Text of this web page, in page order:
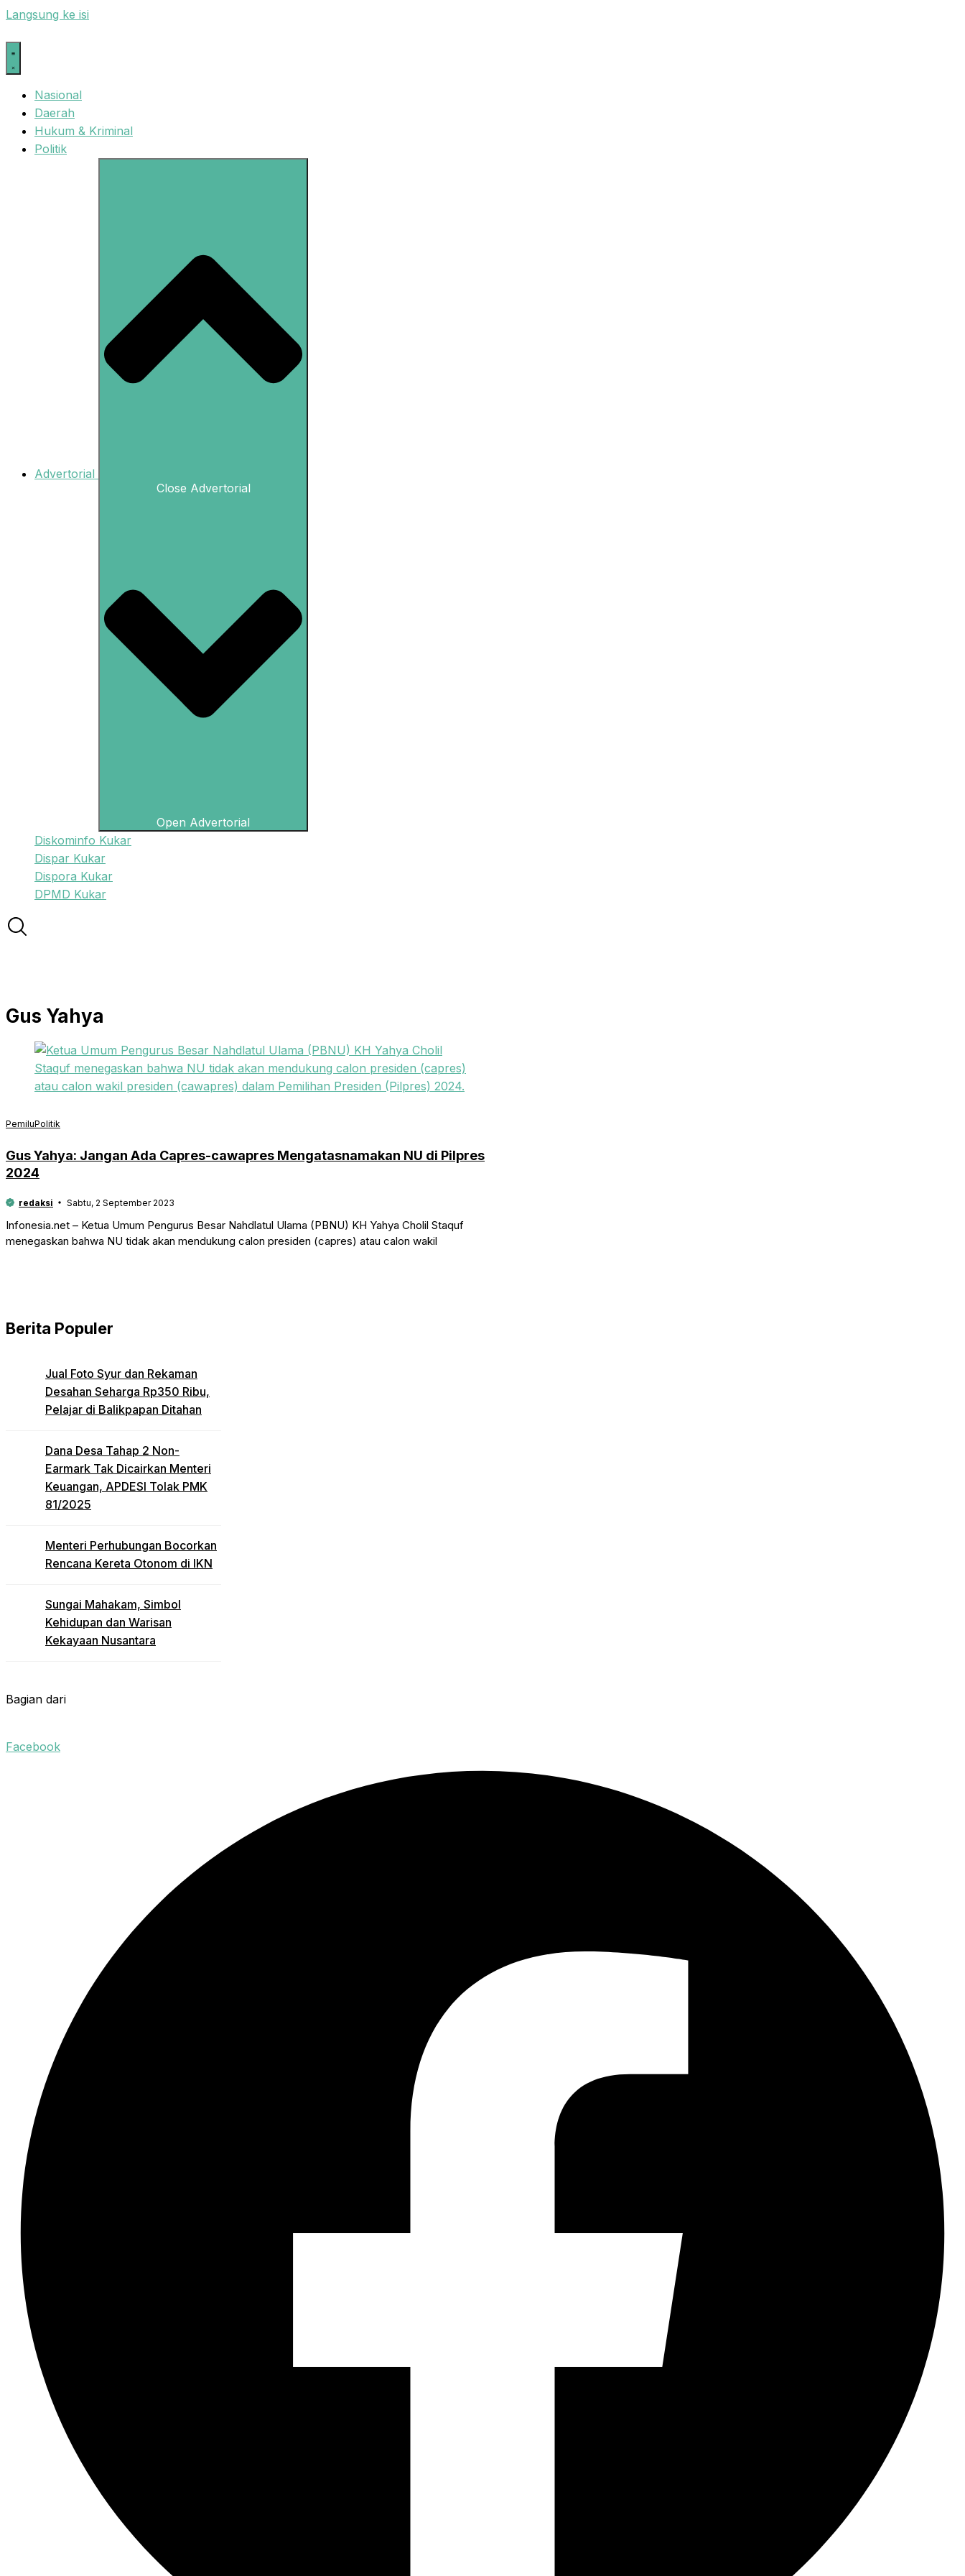
Langsung ke isi
Nasional
Daerah
Hukum & Kriminal
Politik
Advertorial
Close Advertorial
Open Advertorial
Diskominfo Kukar
Dispar Kukar
Dispora Kukar
DPMD Kukar
Gus Yahya
PemiluPolitik
Gus Yahya: Jangan Ada Capres-cawapres Mengatasnamakan NU di Pilpres
2024
redaksi Sabtu, 2 September 2023
Infonesia.net – Ketua Umum Pengurus Besar Nahdlatul Ulama (PBNU) KH Yahya Cholil Staquf
menegaskan bahwa NU tidak akan mendukung calon presiden (capres) atau calon wakil
Berita Populer
Jual Foto Syur dan Rekaman
Desahan Seharga Rp350 Ribu,
Pelajar di Balikpapan Ditahan
Dana Desa Tahap 2 Non-
Earmark Tak Dicairkan Menteri
Keuangan, APDESI Tolak PMK
81/2025
Menteri Perhubungan Bocorkan
Rencana Kereta Otonom di IKN
Sungai Mahakam, Simbol
Kehidupan dan Warisan
Kekayaan Nusantara
Bagian dari
Facebook